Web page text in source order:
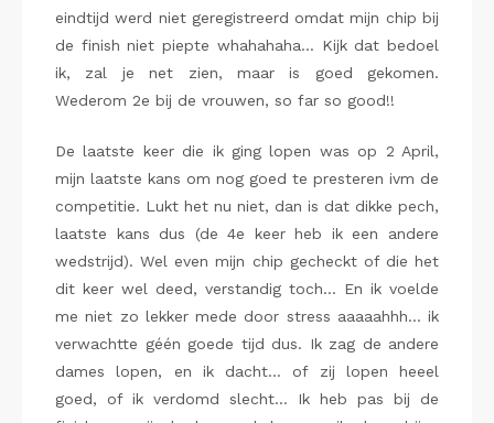
eindtijd werd niet geregistreerd omdat mijn chip bij
de finish niet piepte whahahaha… Kijk dat bedoel
ik, zal je net zien, maar is goed gekomen.
Wederom 2e bij de vrouwen, so far so good!!
De laatste keer die ik ging lopen was op 2 April,
mijn laatste kans om nog goed te presteren ivm de
competitie. Lukt het nu niet, dan is dat dikke pech,
laatste kans dus (de 4e keer heb ik een andere
wedstrijd). Wel even mijn chip gecheckt of die het
dit keer wel deed, verstandig toch… En ik voelde
me niet zo lekker mede door stress aaaaahhh… ik
verwachtte géén goede tijd dus. Ik zag de andere
dames lopen, en ik dacht… of zij lopen heeel
goed, of ik verdomd slecht… Ik heb pas bij de